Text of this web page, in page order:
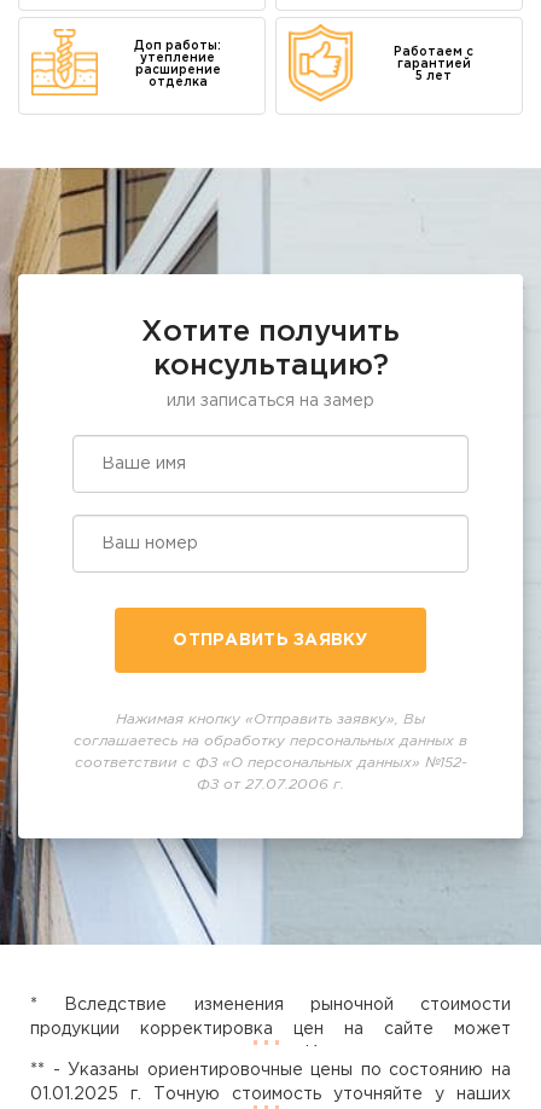
Доп работы:
утепление
расширение
отделка
Работаем с
гарантией
5 лет
Хотите получить
консультацию?
или записаться на замер
ОТПРАВИТЬ ЗАЯВКУ
Нажимая кнопку «Отправить заявку», Вы
соглашаетесь на обработку персональных данных в
соответствии с ФЗ «О персональных данных» №152-
ФЗ от 27.07.2006 г.
* Вследствие изменения рыночной стоимости
продукции корректировка цен на сайте может
представленная на сайте информация не является
публичной офертой согласно статьи ст. 437
** - Указаны ориентировочные цены по состоянию на
01.01.2025 г. Точную стоимость уточняйте у наших